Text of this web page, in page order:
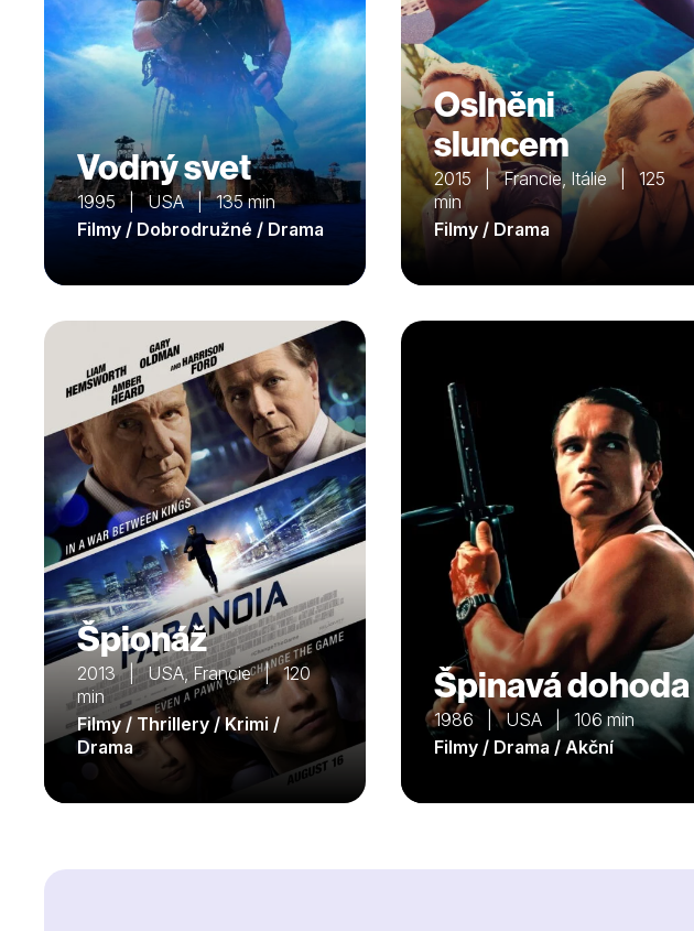
Vodný svet
1995 | USA | 135 min
Filmy / Dobrodružné / Drama
Oslněni
sluncem
2015 | Francie, Itálie | 125
min
Filmy / Drama
Špionáž
2013 | USA, Francie | 120
min
Filmy / Thrillery / Krimi /
Drama
Špinavá dohoda
1986 | USA | 106 min
Filmy / Drama / Akční